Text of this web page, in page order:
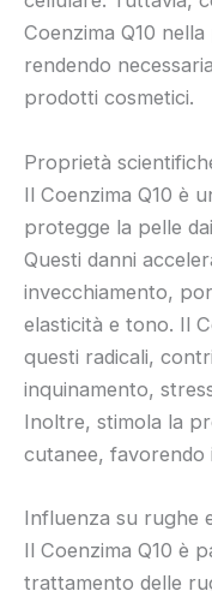
Coenzima Q10
rendendo
prodotti cosmetici.
Proprietà
Il Coenzima Q10 è
protegge la pelle
Questi danni
invecchiamento,
elasticità e tono. Il
questi radicali,
inquinamento,
Inoltre, stimola la
cutanee,
Influenza su rughe
Il Coenzima Q10 è
trattamento delle